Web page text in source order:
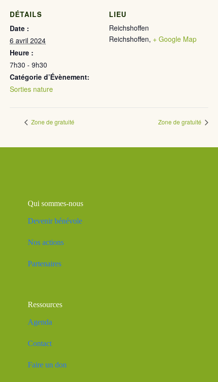
DÉTAILS
Date :
6 avril 2024
Heure :
7h30 - 9h30
Catégorie d’Évènement:
Sorties nature
LIEU
Reichshoffen
Reichshoffen, + Google Map
Zone de gratuité Zone de gratuité
Qui sommes-nous
Devenir bénévole
Nos actions
Partenaires
Ressources
Agenda
Contact
Faire un don